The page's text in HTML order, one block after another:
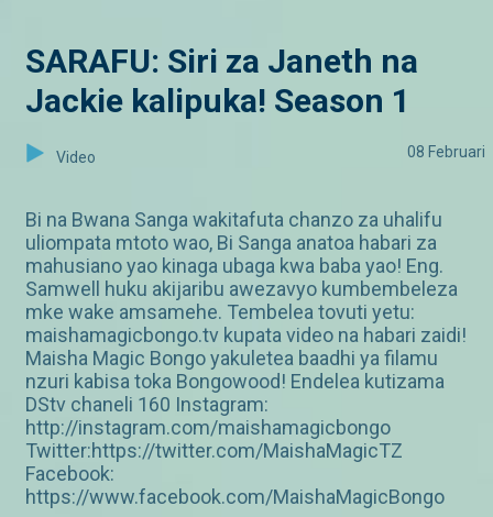
SARAFU: Siri za Janeth na
Jackie kalipuka! Season 1
Video 08 Februari
Bi na Bwana Sanga wakitafuta chanzo za uhalifu
uliompata mtoto wao, Bi Sanga anatoa habari za
mahusiano yao kinaga ubaga kwa baba yao! Eng.
Samwell huku akijaribu awezavyo kumbembeleza
mke wake amsamehe. Tembelea tovuti yetu:
maishamagicbongo.tv kupata video na habari zaidi!
Maisha Magic Bongo yakuletea baadhi ya filamu
nzuri kabisa toka Bongowood! Endelea kutizama
DStv chaneli 160 Instagram:
http://instagram.com/maishamagicbongo
Twitter:https://twitter.com/MaishaMagicTZ
Facebook:
https://www.facebook.com/MaishaMagicBongo